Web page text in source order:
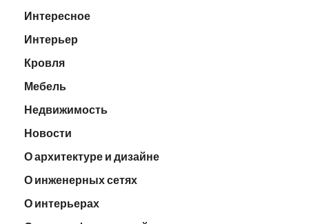
Интересное
Интерьер
Кровля
Мебель
Недвижимость
Новости
О архитектуре и дизайне
О инженерных сетях
О интерьерах